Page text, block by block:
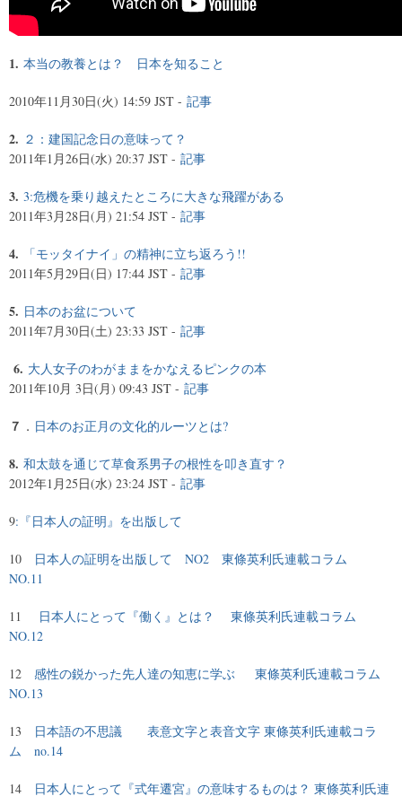
1. 本当の教養とは？ 日本を知ること
2010年11月30日(火) 14:59 JST - 記事
2. ２：建国記念日の意味って？
2011年1月26日(水) 20:37 JST - 記事
3. 3:危機を乗り越えたところに大きな飛躍がある
2011年3月28日(月) 21:54 JST - 記事
4.
「モッタイナイ」の精神に立ち返ろう!!
2011年5月29日(日) 17:44 JST - 記事
5. 日本のお盆について
2011年7月30日(土) 23:33 JST - 記事
6. 大人女子のわがままをかなえるピンクの本
2011年10月 3日(月) 09:43 JST - 記事
７ ． 日本のお正月の文化的ルーツとは?
8. 和太鼓を通じて草食系男子の根性を叩き直す？
2012年1月25日(水) 23:24 JST - 記事
9:『日本人の証明』を出版して
10
日本人の証明を出版して NO2 東條英利氏連載コラム
NO.11
11
日本人にとって『働く』とは？ 東條英利氏連載コラム
NO.12
12 感性の鋭かった先人達の知恵に学ぶ 東條英利氏連載コラム
NO.13
13
日本語の不思議 表意文字と表音文字 東條英利氏連載コラ
ム no.14
14 日本人にとって『式年遷宮』の意味するものは？ 東條英利氏連